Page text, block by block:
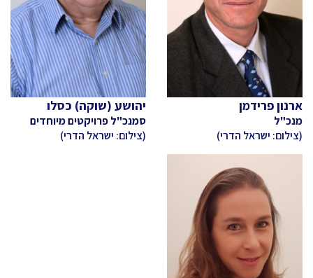
ארנון פרידמן
מנכ"ל
(צילום: ישראל הדרי)
יהושע (שוקה) כסלו
סמנכ"ל פרויקטים מיוחדים
(צילום: ישראל הדרי)